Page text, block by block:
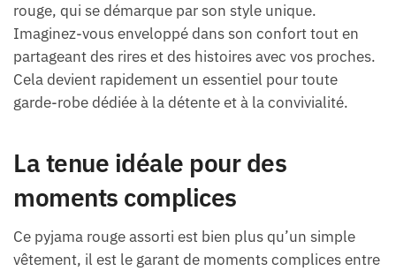
rouge, qui se démarque par son style unique.
Imaginez-vous enveloppé dans son confort tout en
partageant des rires et des histoires avec vos proches.
Cela devient rapidement un essentiel pour toute
garde-robe dédiée à la détente et à la convivialité.
La tenue idéale pour des
moments complices
Ce pyjama rouge assorti est bien plus qu’un simple
vêtement, il est le garant de moments complices entre